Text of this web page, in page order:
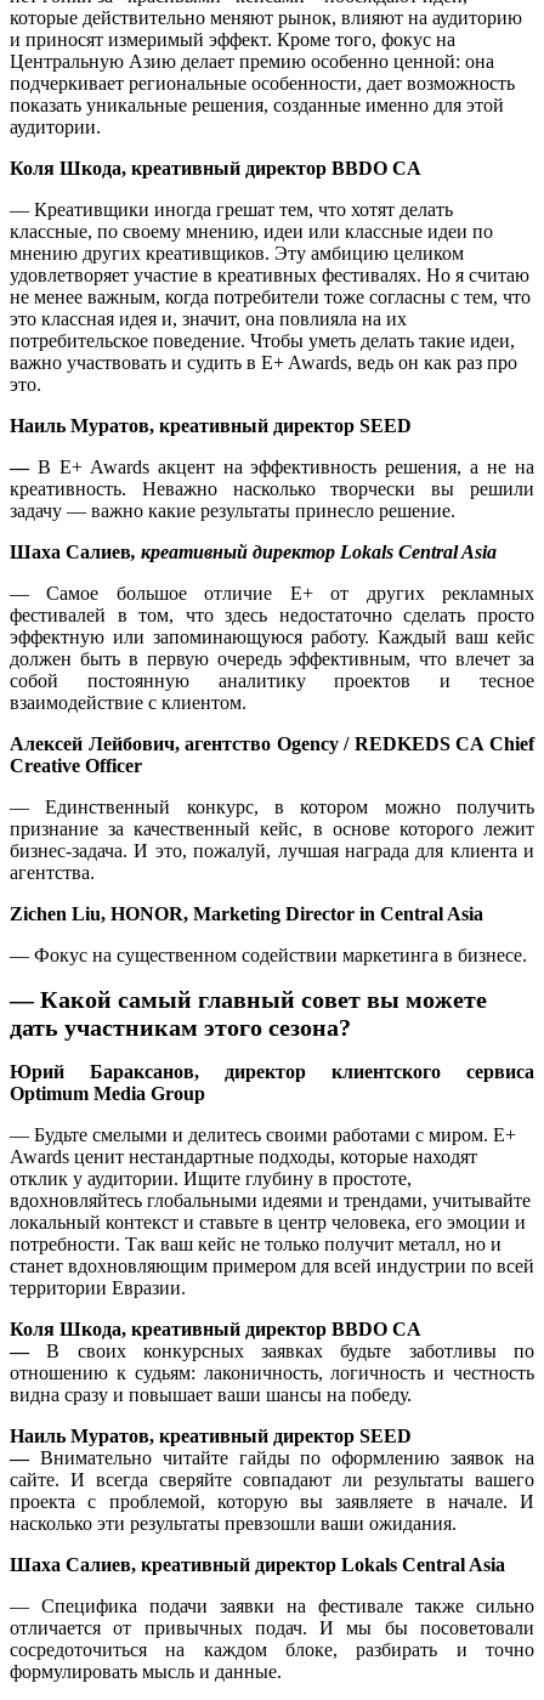
которые действительно меняют рынок, влияют на аудиторию
и приносят измеримый эффект. Кроме того, фокус на
Центральную Азию делает премию особенно ценной: она
подчеркивает региональные особенности, дает возможность
показать уникальные решения, созданные именно для этой
аудитории.
Коля Шкода, креативный директор BBDO CA
— Креативщики иногда грешат тем, что хотят делать
классные, по своему мнению, идеи или классные идеи по
мнению других креативщиков. Эту амбицию целиком
удовлетворяет участие в креативных фестивалях. Но я считаю
не менее важным, когда потребители тоже согласны с тем, что
это классная идея и, значит, она повлияла на их
потребительское поведение. Чтобы уметь делать такие идеи,
важно участвовать и судить в E+ Awards, ведь он как раз про
это.
Наиль Муратов, креативный директор SEED
— В E+ Awards акцент на эффективность решения, а не на
креативность. Неважно насколько творчески вы решили
задачу — важно какие результаты принесло решение.
Шаха Салиев, креативный директор Lokals Central Asia
— Самое большое отличие E+ от других рекламных
фестивалей в том, что здесь недостаточно сделать просто
эффектную или запоминающуюся работу. Каждый ваш кейс
должен быть в первую очередь эффективным, что влечет за
собой постоянную аналитику проектов и тесное
взаимодействие с клиентом.
Алексей Лейбович,агентство Ogency / REDKEDS CA Chief
Creative Officer
— Единственный конкурс, в котором можно получить
признание за качественный кейс, в основе которого лежит
бизнес-задача. И это, пожалуй, лучшая награда для клиента и
агентства.
Zichen Liu, HONOR, Marketing Director in Central Asia
— Фокус на существенном содействии маркетинга в бизнесе.
— Какой самый главный совет вы можете
дать участникам этого сезона?
Юрий Бараксанов, директор клиентского сервиса
Optimum Media Group
— Будьте смелыми и делитесь своими работами с миром. E+
Awards ценит нестандартные подходы, которые находят
отклик у аудитории. Ищите глубину в простоте,
вдохновляйтесь глобальными идеями и трендами, учитывайте
локальный контекст и ставьте в центр человека, его эмоции и
потребности. Так ваш кейс не только получит металл, но и
станет вдохновляющим примером для всей индустрии по всей
территории Евразии.
Коля Шкода, креативный директор BBDO CA
—В своих конкурсных заявках будьте заботливы по
отношению к судьям: лаконичность, логичность и честность
видна сразу и повышает ваши шансы на победу.
Наиль Муратов, креативный директор SEED
— Внимательно читайте гайды по оформлению заявок на
сайте. И всегда сверяйте совпадают ли результаты вашего
проекта с проблемой, которую вы заявляете в начале. И
насколько эти результаты превзошли ваши ожидания.
Шаха Салиев, креативный директор Lokals Central Asia
— Специфика подачи заявки на фестивале также сильно
отличается от привычных подач. И мы бы посоветовали
сосредоточиться на каждом блоке, разбирать и точно
формулировать мысль и данные.